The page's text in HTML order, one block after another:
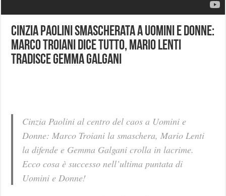
Cinzia Paolini smascherata a Uomini e Donne:
Marco Troiani dice tutto, Mario Lenti
tradisce Gemma Galgani
Cinzia Paolini al centro del caos a Uomini e
Donne: Marco Troiani la smaschera, Mario Lenti
la difende e Gemma Galgani crolla in lacrime.
Ecco cosa è successo nell’ultima puntata di
Uomini e Donne!